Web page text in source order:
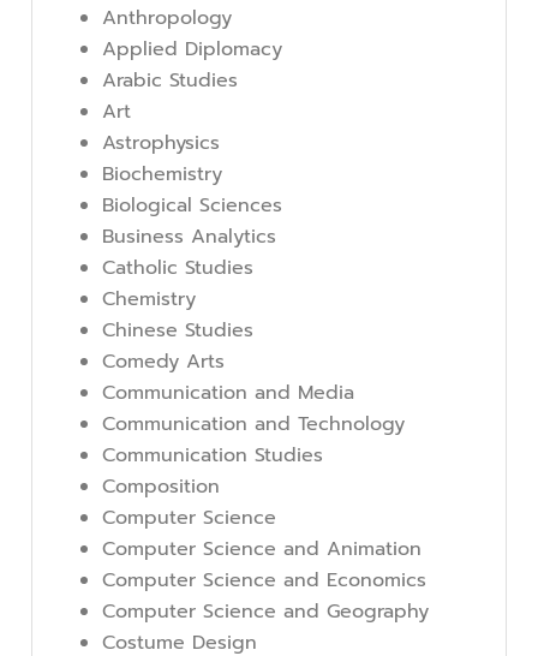
Anthropology
Applied Diplomacy
Arabic Studies
Art
Astrophysics
Biochemistry
Biological Sciences
Business Analytics
Catholic Studies
Chemistry
Chinese Studies
Comedy Arts
Communication and Media
Communication and Technology
Communication Studies
Composition
Computer Science
Computer Science and Animation
Computer Science and Economics
Computer Science and Geography
Costume Design